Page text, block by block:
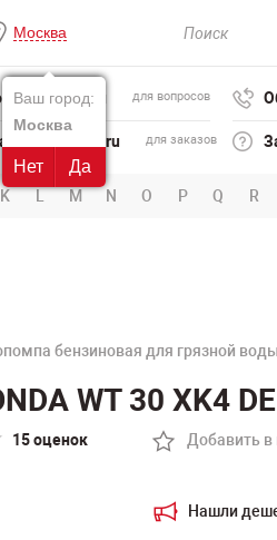
Москва
Ваш город:
Москва
Нет Да
для вопросов
для заказов
K L M N O P Q R
бензиновая для грязной воды
WT 30 XK4 DE
15 оценок Добавить в
Нашли